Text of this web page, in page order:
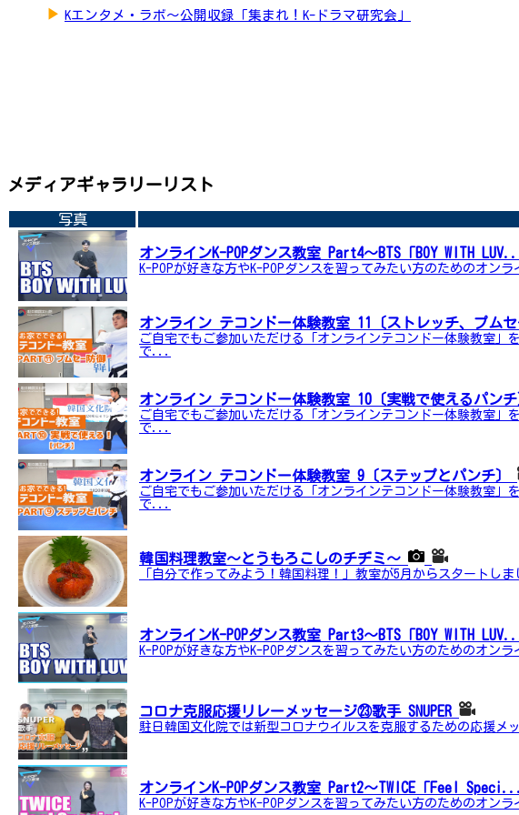
▶ Kエンタメ・ラボ～公開収録「集まれ！K-ドラマ研究会」
メディアギャラリーリスト
写真
オンラインK-POPダンス教室 Part4～BTS「BOY WITH
K-POPが好きな方やK-POPダンスを習ってみたい方のためのオン
オンライン テコンドー体験教室 11〔ストレッチ、プム
ご自宅でもご参加いただける「オンラインテコンドー体験教室
で...
オンライン テコンドー体験教室 10〔実戦で使えるパン
ご自宅でもご参加いただける「オンラインテコンドー体験教室
で...
オンライン テコンドー体験教室 9〔ステップとパンチ〕
ご自宅でもご参加いただける「オンラインテコンドー体験教室
で...
韓国料理教室～とうもろこしのチヂミ～
「自分で作ってみよう！韓国料理！」教室が5月からスタート
オンラインK-POPダンス教室 Part3～BTS「BOY WITH
K-POPが好きな方やK-POPダンスを習ってみたい方のためのオン
コロナ克服応援リレーメッセージ㉓歌手 SNUPER
駐日韓国文化院では新型コロナウイルスを克服するための応援
オンラインK-POPダンス教室 Part2～TWICE「Feel
K-POPが好きな方やK-POPダンスを習ってみたい方のためのオン